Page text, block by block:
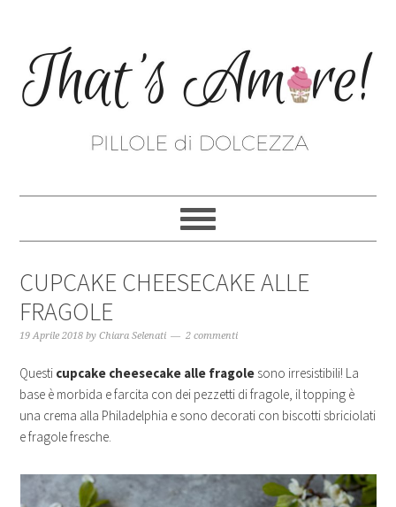
CUPCAKE CHEESECAKE ALLE
FRAGOLE
19 Aprile 2018 byChiara Selenati 2 commenti
Questi cupcake cheesecake alle fragole sono irresistibili! La
base è morbida e farcita con dei pezzetti di fragole, il topping è
una crema alla Philadelphia e sono decorati con biscotti sbriciolati
e fragole fresche.